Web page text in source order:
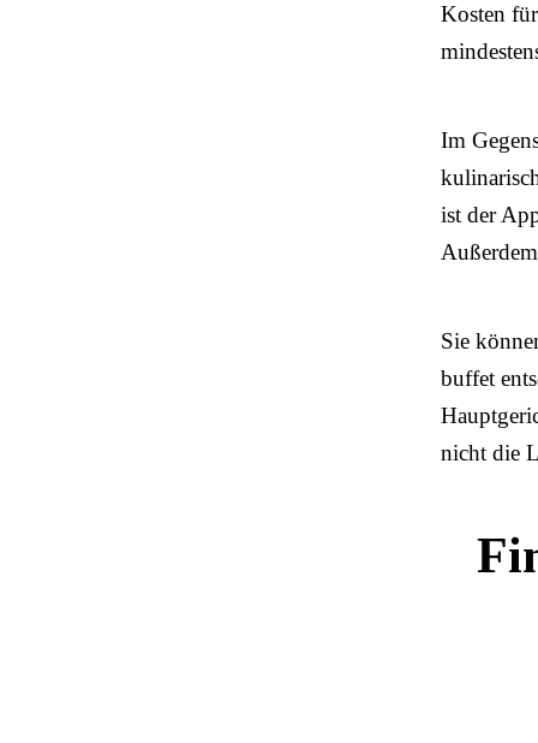
Kosten
Im
ist der
Sie
buffet
nicht die